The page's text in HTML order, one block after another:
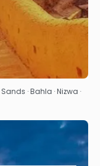
· Bahla · Nizwa ·